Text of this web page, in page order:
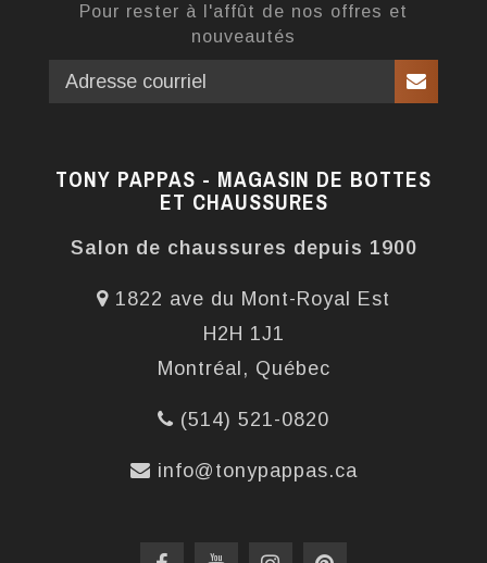
Pour rester à l'affût de nos offres et
nouveautés
TONY PAPPAS - MAGASIN DE BOTTES
ET CHAUSSURES
Salon de chaussures depuis 1900
1822 ave du Mont-Royal Est
H2H 1J1
Montréal, Québec
(514) 521-0820
info@tonypappas.ca